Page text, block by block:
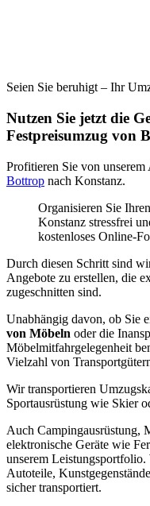
Seien Sie beruhigt – Ihr
Nutzen Sie jetzt die
Festpreisumzug von
Profitieren Sie von
Bottrop nach Konstanz.
Organisieren Sie
Konstanz stressfrei
kostenloses Online-
Durch diesen Schritt sind
Angebote zu erstellen, die
zugeschnitten sind.
Unabhängig davon, ob Sie
von Möbeln oder die
Möbelmitfahrgelegenheit
Vielzahl von
Wir transportieren
Sportausrüstung wie Skier
Auch Campingausrüstung,
elektronische Geräte wie
unserem
Autoteile,
sicher transportiert.